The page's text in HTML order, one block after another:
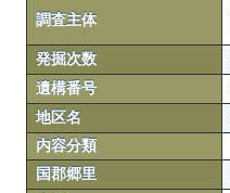
調査主体
発掘次数
遺構番号
地区名
内容分類
国郡郷里